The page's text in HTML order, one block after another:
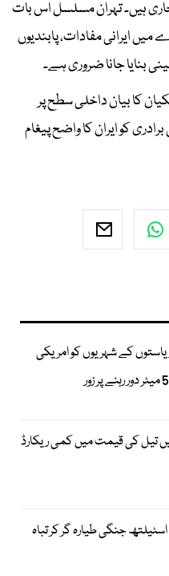
ہیں۔ تہران مسلسل اس بات
ایرانی مفادات، پابندیوں
بنایا جانا ضروری ہے۔
کا بیان داخلی سطح پر
کو ایران کا واضح پیغام
کے شہریوں کو امریکی
تیل کی قیمت میں کمی ریکارڈ
جنگی طیارہ گر کر تباہ